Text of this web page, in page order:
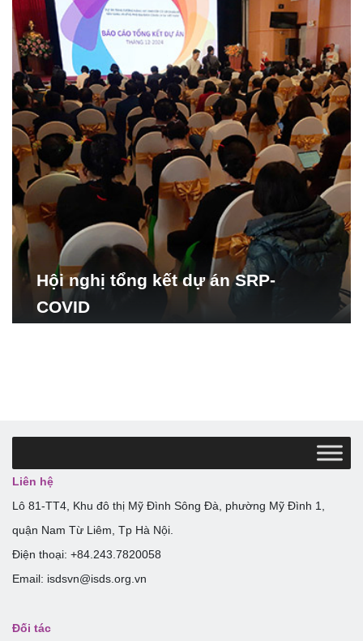
Hội nghị tổng kết dự án SRP-
COVID
Liên hệ
Lô 81-TT4, Khu đô thị Mỹ Đình Sông Đà, phường Mỹ Đình 1,
quận Nam Từ Liêm, Tp Hà Nội.
Điện thoại: +84.243.7820058
Email: isdsvn@isds.org.vn
Đối tác